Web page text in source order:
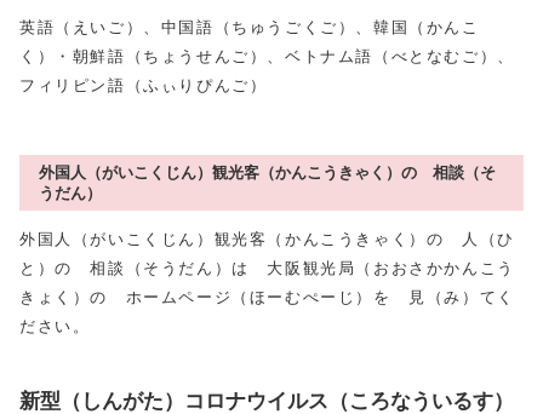
英語（えいご）、中国語（ちゅうごくご）、韓国（かんこ
く）・朝鮮語（ちょうせんご）、ベトナム語（べとなむご）、
フィリピン語（ふぃりぴんご）
外国人（がいこくじん）観光客（かんこうきゃく）の 相談（そ
うだん）
外国人（がいこくじん）観光客（かんこうきゃく）の 人（ひ
と）の 相談（そうだん）は 大阪観光局（おおさかかんこう
きょく）の ホームページ（ほーむぺーじ）を 見（み）てく
ださい。
新型（しんがた）コロナウイルス（ころなういるす）